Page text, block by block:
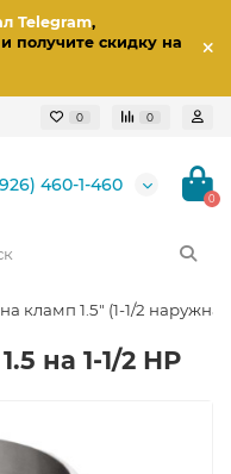
Telegram,
и получите скидку на
0 0
460-1-460
0
кламп 1.5" (1-1/2
на 1-1/2 НР